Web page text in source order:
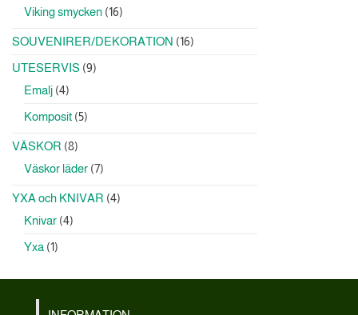
produkter
Viking smycken 1616
SOUVENIRER/DEKORATION 1616
UTESERVIS 99
Emalj 44
Komposit 55
VÄSKOR 88
produkter
Väskor läder 77
YXA och KNIVAR 44
Knivar 44
Yxa 11